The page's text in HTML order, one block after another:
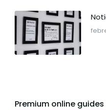
Premium online guides